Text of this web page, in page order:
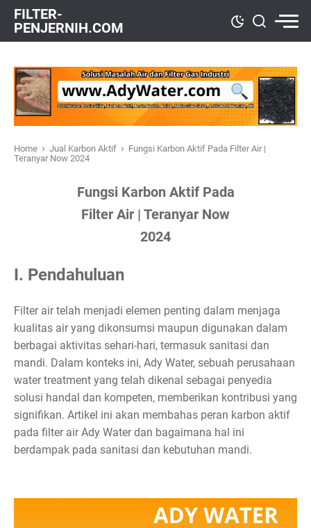
FILTER-
PENJERNIH.COM
Home › Jual Karbon Aktif › Fungsi Karbon Aktif Pada Filter Air |
Teranyar Now 2024
Fungsi Karbon Aktif Pada
Filter Air | Teranyar Now
2024
I. Pendahuluan
Filter air telah menjadi elemen penting dalam menjaga
kualitas air yang dikonsumsi maupun digunakan dalam
berbagai aktivitas sehari-hari, termasuk sanitasi dan
mandi. Dalam konteks ini, Ady Water, sebuah perusahaan
water treatment yang telah dikenal sebagai penyedia
solusi handal dan kompeten, memberikan kontribusi yang
signifikan. Artikel ini akan membahas peran karbon aktif
pada filter air Ady Water dan bagaimana hal ini
berdampak pada sanitasi dan kebutuhan mandi.